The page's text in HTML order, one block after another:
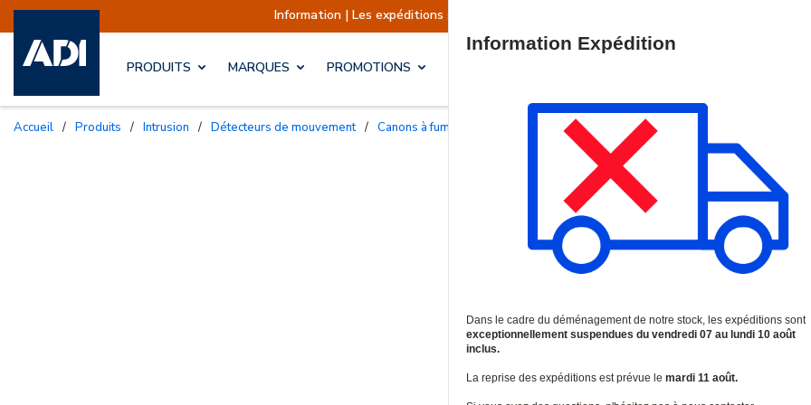
Information | Les expéditions sont actuellement suspendues Reprise prévue le
PRODUITS MARQUES PROMOTIONS
Accueil / Produits / Intrusion / Détecteurs de mouvement / Canons à fumée